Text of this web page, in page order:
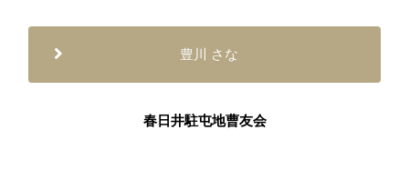
豊川 さな
春日井駐屯地曹友会